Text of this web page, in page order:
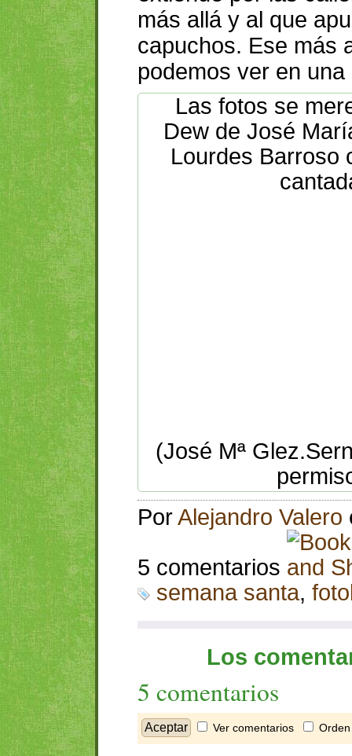
más allá y al que
capuchos. Ese más
podemos ver en
Las fotos se
Dew de José
Lourdes Barroso
(José Mª
PorAlejandro Valero
5 comentarios
semana santa,
Los
5 comentarios
Ver comentarios